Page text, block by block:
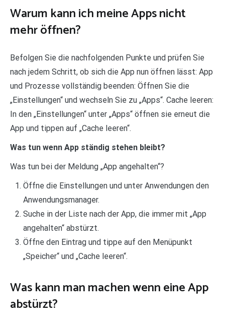
Warum kann ich meine Apps nicht
mehr öffnen?
Befolgen Sie die nachfolgenden Punkte und prüfen Sie
nach jedem Schritt, ob sich die App nun öffnen lässt: App
und Prozesse vollständig beenden: Öffnen Sie die
„Einstellungen“ und wechseln Sie zu „Apps“. Cache leeren:
In den „Einstellungen“ unter „Apps“ öffnen sie erneut die
App und tippen auf „Cache leeren“.
Was tun wenn App ständig stehen bleibt?
Was tun bei der Meldung „App angehalten“?
Öffne die Einstellungen und unter Anwendungen den
Anwendungsmanager.
Suche in der Liste nach der App, die immer mit „App
angehalten“ abstürzt.
Öffne den Eintrag und tippe auf den Menüpunkt
„Speicher“ und „Cache leeren“.
Was kann man machen wenn eine App
abstürzt?